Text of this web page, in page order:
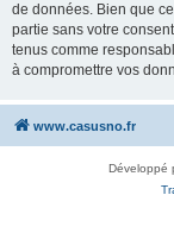
de données. Bien que
partie sans votre
tenus comme
à compromettre vos
www.casusno.fr
Développé